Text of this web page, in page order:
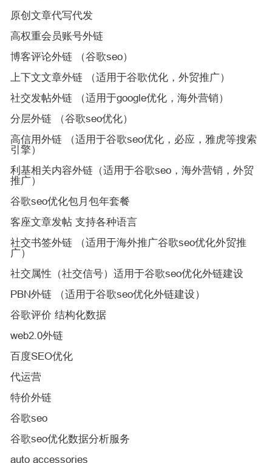
原创文章代写代发
高权重会员账号外链
博客评论外链 （谷歌seo）
上下文文章外链 （适用于谷歌优化，外贸推广）
社交发帖外链 （适用于google优化，海外营销）
分层外链 （谷歌seo优化）
高信用外链 （适用于谷歌seo优化，必应，雅虎等搜索
引擎）
利基相关内容外链（适用于谷歌seo，海外营销，外贸
推广）
谷歌seo优化包月包年套餐
客座文章发帖 支持各种语言
社交书签外链 （适用于海外推广谷歌seo优化外贸推
广）
社交属性（社交信号）适用于谷歌seo优化外链建设
PBN外链 （适用于谷歌seo优化外链建设）
谷歌评价 结构化数据
web2.0外链
百度SEO优化
代运营
特价外链
谷歌seo
谷歌seo优化数据分析服务
auto accessories